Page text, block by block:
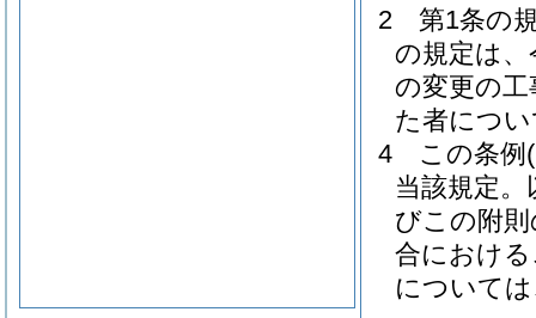
2
第1条の
の規定は、
の変更の
た者につ
4
この条例
当該規定
びこの附
合におけ
について